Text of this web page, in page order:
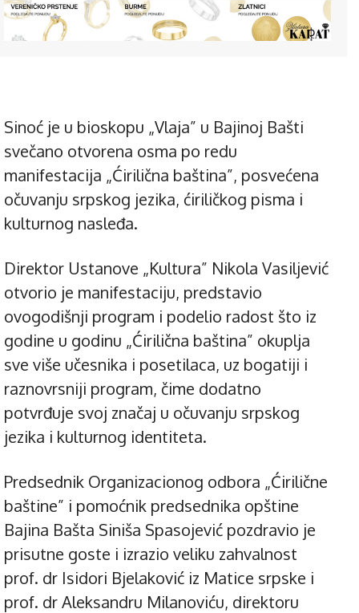
Sinoć je u bioskopu „Vlaja” u Bajinoj Bašti
svečano otvorena osma po redu
manifestacija „Ćirilična baština”, posvećena
očuvanju srpskog jezika, ćiriličkog pisma i
kulturnog nasleđa.
Direktor Ustanove „Kultura” Nikola Vasiljević
otvorio je manifestaciju, predstavio
ovogodišnji program i podelio radost što iz
godine u godinu „Ćirilična baština” okuplja
sve više učesnika i posetilaca, uz bogatiji i
raznovrsniji program, čime dodatno
potvrđuje svoj značaj u očuvanju srpskog
jezika i kulturnog identiteta.
Predsednik Organizacionog odbora „Ćirilične
baštine” i pomoćnik predsednika opštine
Bajina Bašta Siniša Spasojević pozdravio je
prisutne goste i izrazio veliku zahvalnost
prof. dr Isidori Bjelaković iz Matice srpske i
prof. dr Aleksandru Milanoviću, direktoru